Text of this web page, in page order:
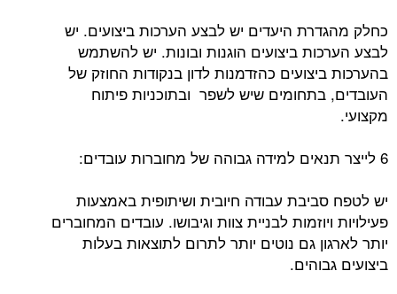
כחלק מהגדרת היעדים יש לבצע הערכות ביצועים. יש
לבצע הערכות ביצועים הוגנות ובונות. יש להשתמש
בהערכות ביצועים כהזדמנות לדון בנקודות החוזק של
העובדים, בתחומים שיש לשפר ובתוכניות פיתוח
מקצועי.
6 לייצר תנאים למידה גבוהה של מחוברות עובדים:
יש לטפח סביבת עבודה חיובית ושיתופית באמצעות
פעילויות ויוזמות לבניית צוות וגיבושו. עובדים המחוברים
יותר לארגון גם נוטים יותר לתרום לתוצאות בעלות
ביצועים גבוהים.